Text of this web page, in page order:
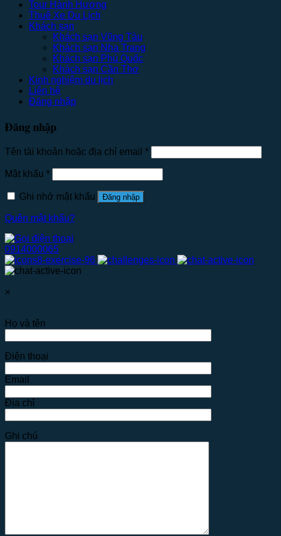
Tour Hành Hương
Thuê Xe Du Lịch
Khách sạn
Khách sạn Vũng Tàu
Khách sạn Nha Trang
Khách sạn Phú Quốc
Khách sạn Cần Thơ
Kinh nghiệm du lịch
Liên hệ
Đăng nhập
Đăng nhập
Tên tài khoản hoặc địa chỉ email *
Mật khẩu *
Ghi nhớ mật khẩu Đăng nhập
Quên mật khẩu?
0914000065
×
Họ và tên
Điện thoại
Email
Địa chỉ
Ghi chú